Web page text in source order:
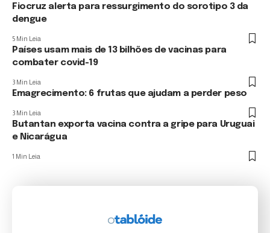
Fiocruz alerta para ressurgimento do sorotipo 3 da
dengue
5 Min Leia
Países usam mais de 13 bilhões de vacinas para
combater covid-19
3 Min Leia
Emagrecimento: 6 frutas que ajudam a perder peso
3 Min Leia
Butantan exporta vacina contra a gripe para Uruguai
e Nicarágua
1 Min Leia